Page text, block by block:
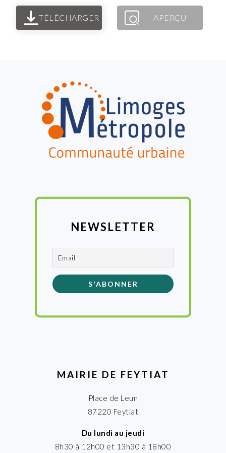
TÉLÉCHARGER APERÇU
NEWSLETTER
MAIRIE DE FEYTIAT
Place de Leun
87220 Feytiat
Du lundi au jeudi
8h30 à 12h00 et 13h30 à 18h00